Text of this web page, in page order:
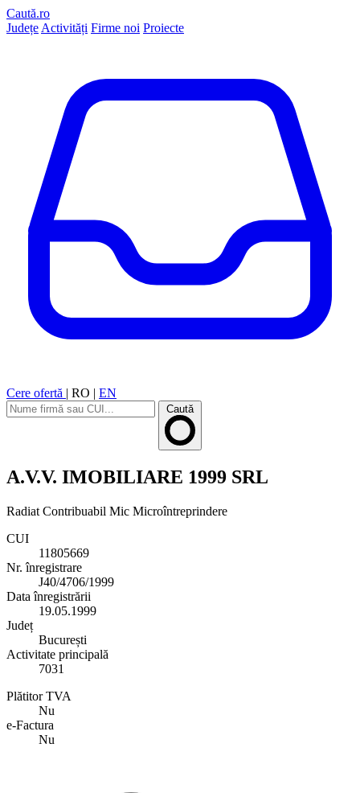
Caută.ro
Județe Activități Firme noi Proiecte
Cere ofertă | RO | EN
Caută
A.V.V. IMOBILIARE 1999 SRL
Radiat Contribuabil Mic Microîntreprindere
CUI
11805669
Nr. înregistrare
J40/4706/1999
Data înregistrării
19.05.1999
Județ
București
Activitate principală
7031
Plătitor TVA
Nu
e-Factura
Nu